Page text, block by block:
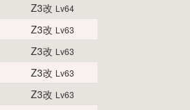
Z3改 Lv64
Z3改 Lv63
Z3改 Lv63
Z3改 Lv63
Z3改 Lv63